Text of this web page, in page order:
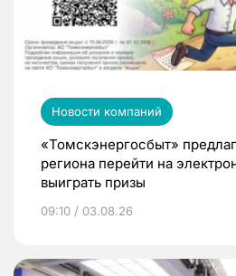
Новости компаний
«Томскэнергосбыт»
региона перейти на
выиграть призы
09:10 / 03.08.26